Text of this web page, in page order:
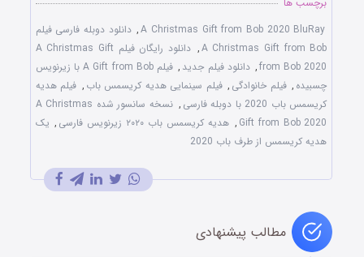
برچسب ها
A Christmas Gift from Bob 2020 BluRay
, دانلود دوبله فارسی فیلم
A Christmas Gift from Bob
,
دانلود رایگان فیلم A Christmas Gift
from Bob 2020
, دانلود فیلم جدید ,
فیلم A Gift from Bob با زیرنویس
چسبیده , فیلم خانوادگی , فیلم سینمایی هدیه‌ کریسمس باب , فیلم هدیه‌
کریسمس باب 2020 با دوبله فارسی
,
نسخه سانسور شده A Christmas
Gift from Bob 2020
, هدیه‌ کریسمس باب ۲۰۲۰ زیرنویس فارسی , یک
هدیه کریسمس از طرف باب 2020
مطالب پیشنهادی